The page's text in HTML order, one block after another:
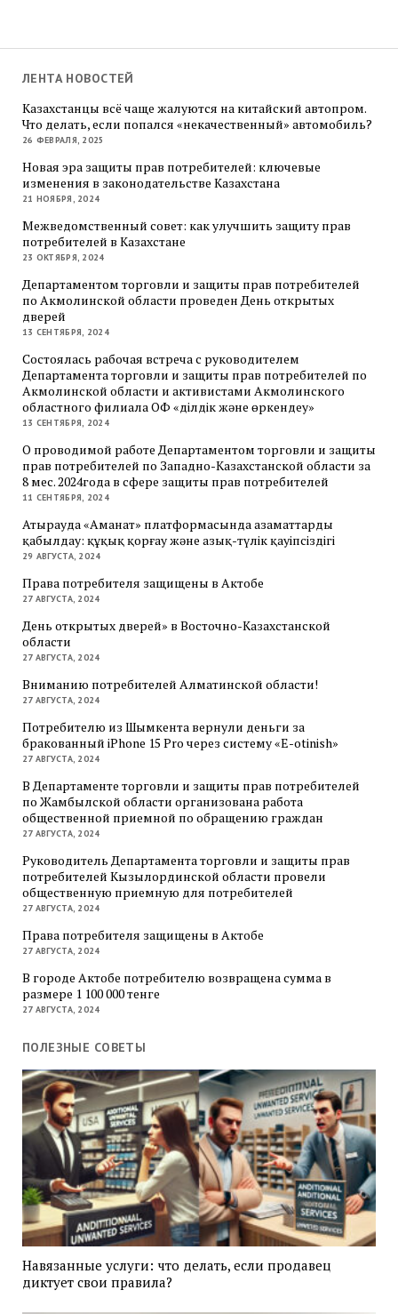
ЛЕНТА НОВОСТЕЙ
Казахстанцы всё чаще жалуются на китайский автопром.
Что делать, если попался «некачественный» автомобиль?
26 ФЕВРАЛЯ, 2025
Новая эра защиты прав потребителей: ключевые
изменения в законодательстве Казахстана
21 НОЯБРЯ, 2024
Межведомственный совет: как улучшить защиту прав
потребителей в Казахстане
23 ОКТЯБРЯ, 2024
Департаментом торговли и защиты прав потребителей
по Акмолинской области проведен День открытых
дверей
13 СЕНТЯБРЯ, 2024
Состоялась рабочая встреча с руководителем
Департамента торговли и защиты прав потребителей по
Акмолинской области и активистами Акмолинского
областного филиала ОФ «Әділдік және өркендеу»
13 СЕНТЯБРЯ, 2024
О проводимой работе Департаментом торговли и защиты
прав потребителей по Западно-Казахстанской области за
8 мес. 2024года в сфере защиты прав потребителей
11 СЕНТЯБРЯ, 2024
Атырауда «Аманат» платформасында азаматтарды
қабылдау: құқық қорғау және азық-түлік қауіпсіздігі
29 АВГУСТА, 2024
Права потребителя защищены в Актобе
27 АВГУСТА, 2024
День открытых дверей» в Восточно-Казахстанской
области
27 АВГУСТА, 2024
Вниманию потребителей Алматинской области!
27 АВГУСТА, 2024
Потребителю из Шымкента вернули деньги за
бракованный iPhone 15 Pro через систему «E-otinish»
27 АВГУСТА, 2024
В Департаменте торговли и защиты прав потребителей
по Жамбылской области организована работа
общественной приемной по обращению граждан
27 АВГУСТА, 2024
Руководитель Департамента торговли и защиты прав
потребителей Кызылординской области провели
общественную приемную для потребителей
27 АВГУСТА, 2024
Права потребителя защищены в Актобе
27 АВГУСТА, 2024
В городе Актобе потребителю возвращена сумма в
размере 1 100 000 тенге
27 АВГУСТА, 2024
ПОЛЕЗНЫЕ СОВЕТЫ
Навязанные услуги: что делать, если продавец
диктует свои правила?